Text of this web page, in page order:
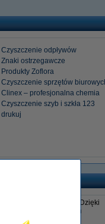
Czyszczenie odpływów
Znaki ostrzegawcze
Produkty Zoflora
Czyszczenie sprzętów
Clinex – profesjonalna chemia
Czyszczenie szyb i szkła 123
drukuj
czasu i pieniędzy
. Dzięki
w przypadku większych